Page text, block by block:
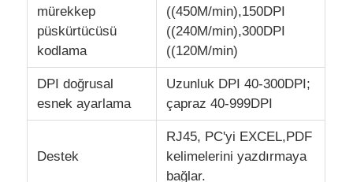
Haberler
Fiber Lazer İşaretleme Makinesi
Elde tutulabilen lazer işaretleme makinesi
mürekkep
püskürtücüsü
kodlama
((450M/min),150DPI
((240M/min),300DPI
((120M/min)
DPI doğrusal
esnek ayarlama
Uzunluk DPI 40-300DPI;
çapraz 40-999DPI
Destek
RJ45, PC'yi EXCEL,PDF
kelimelerini yazdırmaya
bağlar.